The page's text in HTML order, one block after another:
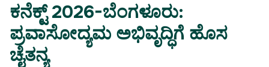
ಕನೆಕ್ಟ್ 2026-ಬೆಂಗಳೂರು:
ಪ್ರವಾಸೋದ್ಯಮ ಅಭಿವೃದ್ಧಿಗೆ ಹೊಸ
ಚೈತನ್ಯ